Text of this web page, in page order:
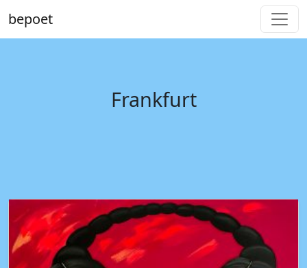
bepoet
Frankfurt